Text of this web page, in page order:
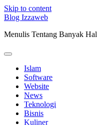
Skip to content
Blog Izzaweb
Menulis Tentang Banyak Hal
Islam
Software
Website
News
Teknologi
Bisnis
Kuliner